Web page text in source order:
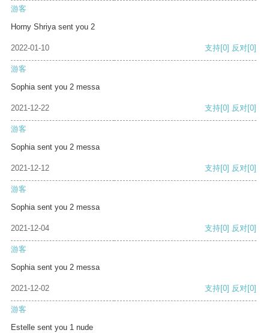
游客
Horny Shriya sent you 2
2022-01-10 支持[0] 反对[0]
游客
Sophia sent you 2 messa
2021-12-22 支持[0] 反对[0]
游客
Sophia sent you 2 messa
2021-12-12 支持[0] 反对[0]
游客
Sophia sent you 2 messa
2021-12-04 支持[0] 反对[0]
游客
Sophia sent you 2 messa
2021-12-02 支持[0] 反对[0]
游客
Estelle sent you 1 nude